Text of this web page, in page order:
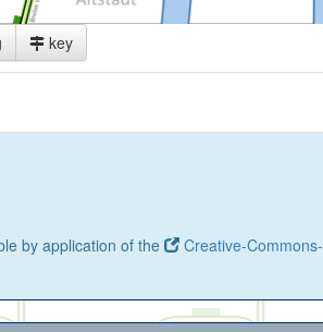
key
by application of the
Creative-Commons-